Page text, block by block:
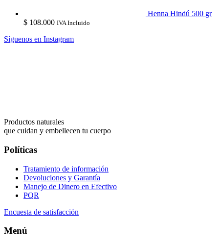
Henna Hindú 500 gr
$ 108.000 IVA Incluido
Síguenos en Instagram
Productos naturales
que cuidan y embellecen tu cuerpo
Políticas
Tratamiento de información
Devoluciones y Garantía
Manejo de Dinero en Efectivo
PQR
Encuesta de satisfacción
Menú